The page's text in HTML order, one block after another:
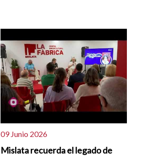
09 Junio 2026
Mislata recuerda el legado de